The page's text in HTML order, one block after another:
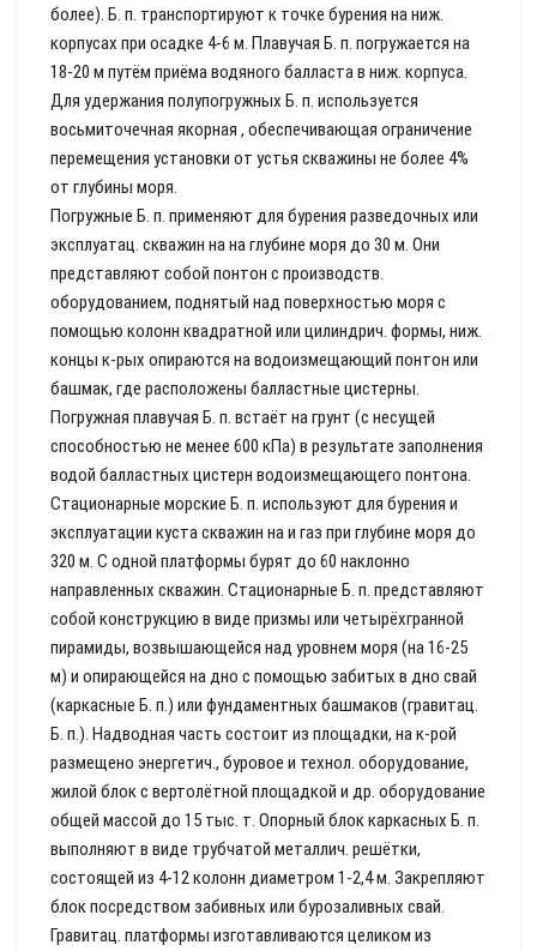
более). Б. п. транспортируют к точке бурения на ниж.
корпусах при осадке 4-6 м. Плавучая Б. п. погружается на
18-20 м путём приёма водяного балласта в ниж. корпуса.
Для удержания полупогружных Б. п. используется
восьмиточечная якорная , обеспечивающая ограничение
перемещения установки от устья скважины не более 4%
от глубины моря.
Погружные Б. п. применяют для бурения разведочных или
эксплуатац. скважин на на глубине моря до 30 м. Они
представляют собой понтон с производств.
оборудованием, поднятый над поверхностью моря с
помощью колонн квадратной или цилиндрич. формы, ниж.
концы к-рых опираются на водоизмещающий понтон или
башмак, где расположены балластные цистерны.
Погружная плавучая Б. п. встаёт на грунт (с несущей
способностью не менее 600 кПа) в результате заполнения
водой балластных цистерн водоизмещающего понтона.
Стационарные морские Б. п. используют для бурения и
эксплуатации куста скважин на и газ при глубине моря до
320 м. С одной платформы бурят до 60 наклонно
направленных скважин. Стационарные Б. п. представляют
собой конструкцию в виде призмы или четырёхгранной
пирамиды, возвышающейся над уровнем моря (на 16-25
м) и опирающейся на дно с помощью забитых в дно свай
(каркасные Б. п.) или фундаментных башмаков (гравитац.
Б. п.). Надводная часть состоит из площадки, на к-рой
размещено энергетич., буровое и технол. оборудование,
жилой блок с вертолётной площадкой и др. оборудование
общей массой до 15 тыс. т. Опорный блок каркасных Б. п.
выполняют в виде трубчатой металлич. решётки,
состоящей из 4-12 колонн диаметром 1-2,4 м. Закрепляют
блок посредством забивных или бурозаливных свай.
Гравитац. платформы изготавливаются целиком из